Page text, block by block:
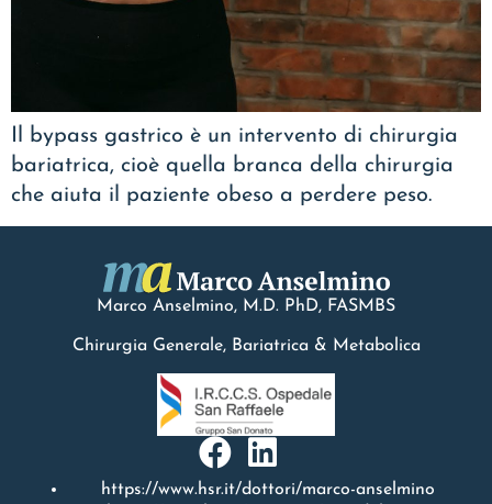
Il bypass gastrico è un intervento di chirurgia
bariatrica, cioè quella branca della chirurgia
che aiuta il paziente obeso a perdere peso.
Marco Anselmino, M.D. PhD, FASMBS
Chirurgia Generale, Bariatrica & Metabolica
https://www.hsr.it/dottori/marco-anselmino